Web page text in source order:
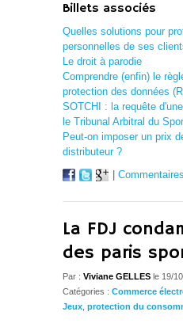
Billets associés
Quelles solutions pour
personnelles de ses
Le droit à parodie
Comprendre (enfin) le
protection des données
SOTCHI : la requête
le Tribunal Arbitral du
Peut-on imposer un prix
distributeur ?
La FDJ
des paris
Par : Viviane GELLES le 19/
Catégories : Commerce
Jeux protection du